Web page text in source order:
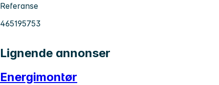
Referanse
465195753
Lignende annonser
Energimontør